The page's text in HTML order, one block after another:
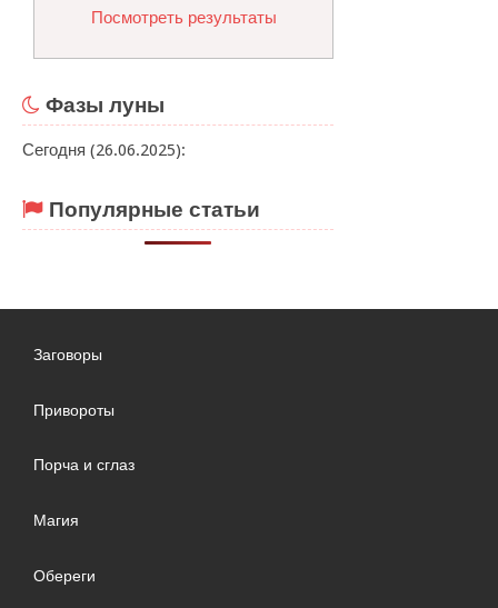
Посмотреть результаты
Фазы луны
Сегодня (26.06.2025):
Популярные статьи
Заговоры
Привороты
Порча и сглаз
Магия
Обереги